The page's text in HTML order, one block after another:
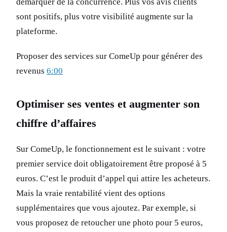
démarquer de la concurrence. Plus vos avis clients
sont positifs, plus votre visibilité augmente sur la
plateforme.
Proposer des services sur ComeUp pour générer des
revenus 6:00
Optimiser ses ventes et augmenter son
chiffre d’affaires
Sur ComeUp, le fonctionnement est le suivant : votre
premier service doit obligatoirement être proposé à 5
euros. C’est le produit d’appel qui attire les acheteurs.
Mais la vraie rentabilité vient des options
supplémentaires que vous ajoutez. Par exemple, si
vous proposez de retoucher une photo pour 5 euros,